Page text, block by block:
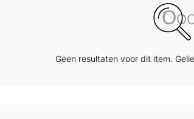
Geen resultaten voor dit item.